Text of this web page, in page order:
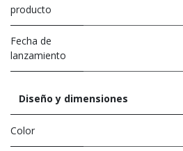
producto
Fecha de
lanzamiento
Diseño y dimensiones
Color